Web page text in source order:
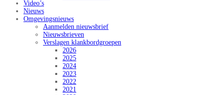
Video’s
Nieuws
Omgevingsnieuws
Aanmelden nieuwsbrief
Nieuwsbrieven
Verslagen klankbordgroepen
2026
2025
2024
2023
2022
2021